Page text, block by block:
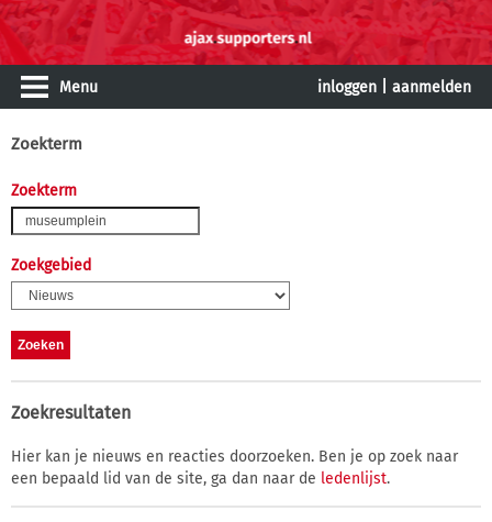
Menu inloggen aanmelden
Zoekterm
Zoekterm
Zoekgebied
Zoekresultaten
Hier kan je nieuws en reacties doorzoeken. Ben je op zoek naar
een bepaald lid van de site, ga dan naar de ledenlijst.